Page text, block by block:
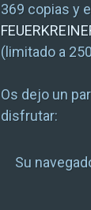
369 copias y
(limitado a
Os dejo un
disfrutar:
Su